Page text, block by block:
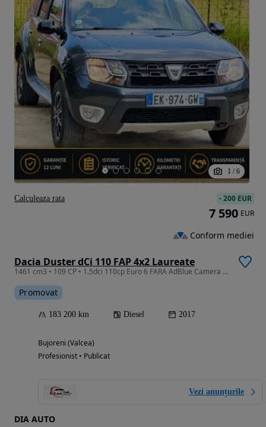
1 / 6
Dacia Duster dCi 110 FAP 4x2 Laureate
1461 cm3 • 109 CP • 1.5dci 110cp Euro 6 FARA AdBlue Camera PDC Navi 6 trepte
Promovat
183 200 km Diesel 2017
Bujoreni (Valcea)
Profesionist • Publicat
Vezi anunțurile
DIA AUTO
-200 EUR
7 590 EUR
Conform mediei
Calculeaza rata